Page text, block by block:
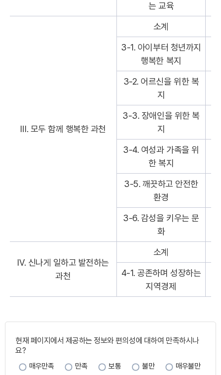
는 교육
Ⅲ. 모두 함께 행복한 과천
소계
3-1. 아이부터 청년까지
행복한 복지
3-2. 어르신을 위한 복
지
3-3. 장애인을 위한 복
지
3-4. 여성과 가족을 위
한 복지
3-5. 깨끗하고 안전한
환경
3-6. 감성을 키우는 문
화
Ⅳ. 신나게 일하고 발전하는
과천
소계
4-1. 공존하며 성장하는
지역경제
이
지
만
족
도
현재 페이지에서 제공하는 정보와 편의성에 대하여 만족하시나
요?
매우만족 만족 보통 불만 매우불만